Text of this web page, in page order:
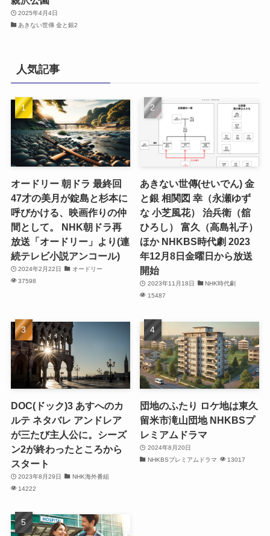
2025年4月4日
あきない世傳 金と銀2
人気記事
オードリー 朝ドラ 最終回
47才の美月が錠島と杉本に
呼びかける、映画作りの仲
間として。 NHK朝ドラ再
放送「オードリー」より(連
続テレビ小説アンコール)
2024年2月22日
オードリー
37598
あきない世傳(せいでん) 金
と銀 相関図 幸（永瀬ゆず
な 小芝風花） 治兵衛（舘
ひろし） 富久（高島礼子）
ほか NHKBS時代劇 2023
年12月8日金曜日から放送
開始
2023年11月18日
NHK時代劇
15487
DOC(ドック)3 あすへのカ
ルテ ネタバレ アンドレア
が三たび主人公に。シーズ
ン2が終わったところから
スタート
2023年8月29日
NHK海外番組
14222
団地のふたり ロケ地は東久
留米市滝山団地 NHKBSプ
レミアムドラマ
2024年8月20日
NHKBSプレミアムドラマ
13017